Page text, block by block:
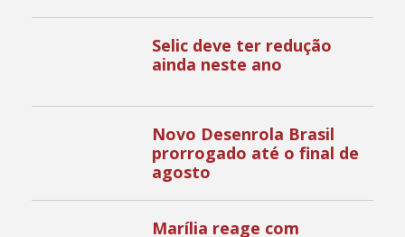
Selic deve ter redução
ainda neste ano
Novo Desenrola Brasil
prorrogado até o final de
agosto
Marília reage com